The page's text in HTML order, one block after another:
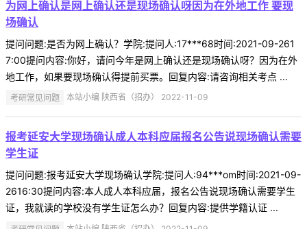
为网上确认是网上确认还是现场确认呀因为在外地工作 要现
场确认
提问问题:是否为网上确认？学院:提问人:17***68时间:2021-09-261
7:00提问内容:你好，请问今年是网上确认还是现场确认呀？因为在外
地工作，如果要现场确认得提前买票。回复内容:请咨询相关考点 ...
考研常见问题 本站小编 陕西省（招办） 2022-11-09
报考延安大学现场确认成人本科应届报名公告说现场确认需要
学生证
提问问题:报考延安大学现场确认学院:提问人:94***om时间:2021-09-
2616:30提问内容:本人成人本科应届，报名公告说现场确认需要学生
证，我就读的学校没有学生证怎么办？回复内容:提供学籍认证 ...